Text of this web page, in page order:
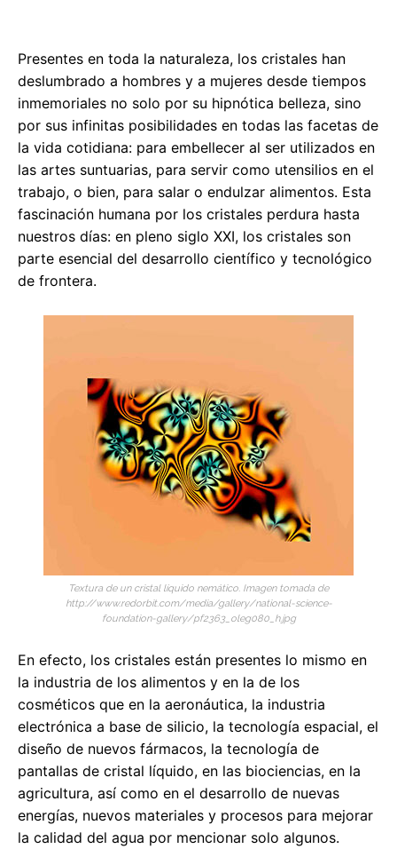
Presentes en toda la naturaleza, los cristales han
deslumbrado a hombres y a mujeres desde tiempos
inmemoriales no solo por su hipnótica belleza, sino
por sus infinitas posibilidades en todas las facetas de
la vida cotidiana: para embellecer al ser utilizados en
las artes suntuarias, para servir como utensilios en el
trabajo, o bien, para salar o endulzar alimentos. Esta
fascinación humana por los cristales perdura hasta
nuestros días: en pleno siglo XXI, los cristales son
parte esencial del desarrollo científico y tecnológico
de frontera.
Textura de un cristal líquido nemático. Imagen tomada de
http://www.redorbit.com/media/gallery/national-science-
foundation-gallery/pf2363_oleg080_h.jpg
En efecto, los cristales están presentes lo mismo en
la industria de los alimentos y en la de los
cosméticos que en la aeronáutica, la industria
electrónica a base de silicio, la tecnología espacial, el
diseño de nuevos fármacos, la tecnología de
pantallas de cristal líquido, en las biociencias, en la
agricultura, así como en el desarrollo de nuevas
energías, nuevos materiales y procesos para mejorar
la calidad del agua por mencionar solo algunos.